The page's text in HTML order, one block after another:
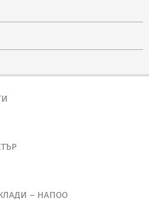
– НАПОО